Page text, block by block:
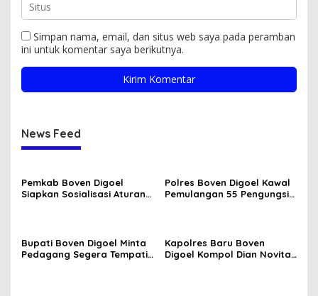
Simpan nama, email, dan situs web saya pada peramban
ini untuk komentar saya berikutnya.
News Feed
Pemkab Boven Digoel
Siapkan Sosialisasi Aturan
Polres Boven Digoel Kawal
Pemulangan 55 Pengungsi
Bupati Boven Digoel Minta
Pedagang Segera Tempati
Kapolres Baru Boven
Digoel Kompol Dian Novita